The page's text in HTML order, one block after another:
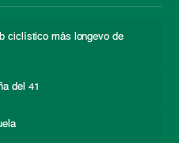
ciclístico más longevo de
del 41